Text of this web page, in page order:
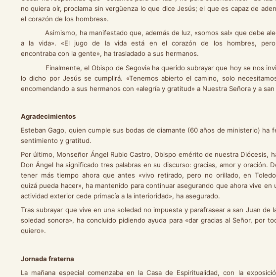
no quiera oír, proclama sin vergüenza lo que dice Jesús; el que es capaz de
el corazón de los hombres».
Asimismo, ha manifestado que, además de luz, «somos sal» que debe
a la vida». «El jugo de la vida está en el corazón de los hombres,
encontraba con la gente», ha trasladado a sus hermanos.
Finalmente, el Obispo de Segovia ha querido subrayar que hoy se nos
lo dicho por Jesús se cumplirá. «Tenemos abierto el camino, solo
encomendando a sus hermanos con «alegría y gratitud» a Nuestra Señora y a san
Agradecimientos
Esteban Gago, quien cumple sus bodas de diamante (60 años de ministerio)
sentimiento y gratitud.
Por último, Monseñor Ángel Rubio Castro, Obispo emérito de nuestra Diócesis,
Don Ángel ha significado tres palabras en su discurso: gracias, amor y oración.
tener más tiempo ahora que antes «vivo retirado, pero no orillado, en
quizá pueda hacer», ha mantenido para continuar asegurando que ahora vive
actividad exterior cede primacía a la interioridad», ha asegurado.
Tras subrayar que vive en una soledad no impuesta y parafrasear a san Juan
soledad sonora», ha concluido pidiendo ayuda para «dar gracias al Señor, por
quiero».
Jornada fraterna
La mañana especial comenzaba en la Casa de Espiritualidad, con la